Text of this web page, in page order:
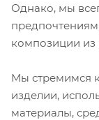
Однако, мы
композиции из
Мы стремимся
изделии,
материалы,